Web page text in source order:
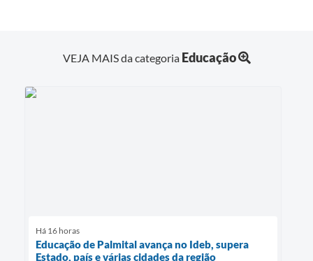
VEJA MAIS da categoria Educação
Há 16 horas
Educação de Palmital avança no Ideb, supera
Estado, país e várias cidades da região